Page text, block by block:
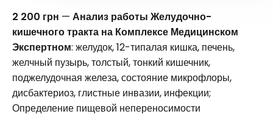
2 200 грн — Анализ работы Желудочно-
кишечного тракта на Комплексе Медицинском
Экспертном: желудок, 12-типалая кишка, печень,
желчный пузырь, толстый, тонкий кишечник,
поджелудочная железа, состояние микрофлоры,
дисбактериоз, глистные инвазии, инфекции;
Определение пищевой непереносимости